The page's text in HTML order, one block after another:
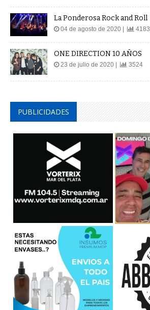
La Ponderosa Rock and Roll
04 de agosto de 2020 | 4183
ONE DIRECTION 10 AÑOS
23 de julio de 2020 | 3524
PUBLICIDADES